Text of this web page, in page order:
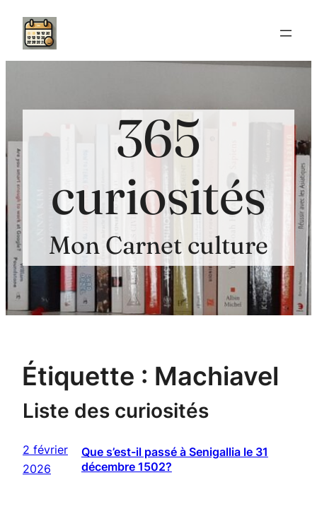
Aller
contenu
365
curiosités
Mon Carnet culture
Étiquette : Machiavel
Liste des curiosités
2 février
2026
Que s’est-il passé à Senigallia le 31
décembre 1502?